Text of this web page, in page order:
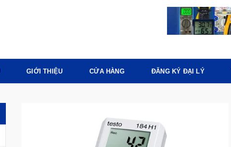
GIỚI THIỆU CỬA HÀNG ĐĂNG KÝ ĐẠI LÝ